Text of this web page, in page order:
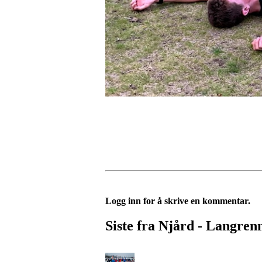
Logg inn for å skrive en kommentar.
Siste fra Njård -